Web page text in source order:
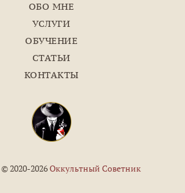
ОБО МНЕ
УСЛУГИ
ОБУЧЕНИЕ
СТАТЬИ
КОНТАКТЫ
2020-2026Оккультный Советник